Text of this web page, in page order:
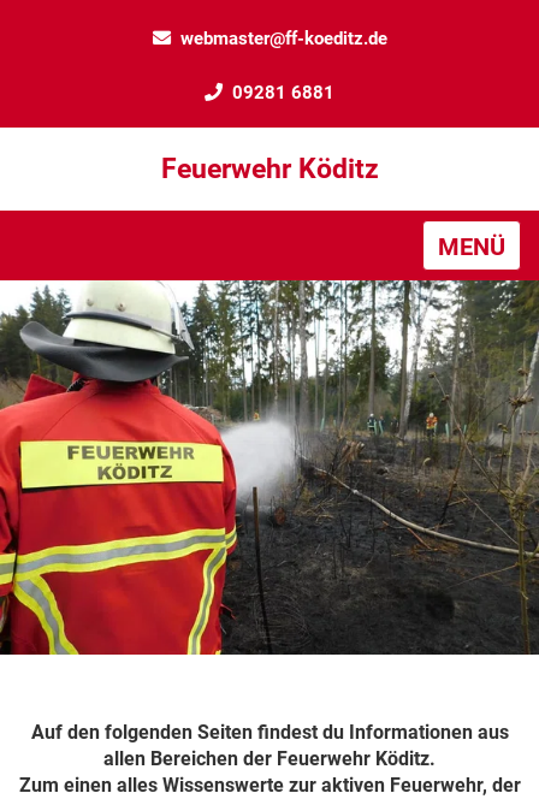
webmaster@ff-koeditz.de
09281 6881
Feuerwehr Köditz
MENÜ
Auf den folgenden Seiten findest du Informationen aus
allen Bereichen der Feuerwehr Köditz.
Zum einen alles Wissenswerte zur aktiven Feuerwehr, der